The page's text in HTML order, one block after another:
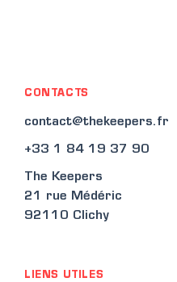
CONTACTS
contact@thekeepers.fr
+33 1 84 19 37 90
The Keepers
21 rue Médéric
92110 Clichy
LIENS UTILES